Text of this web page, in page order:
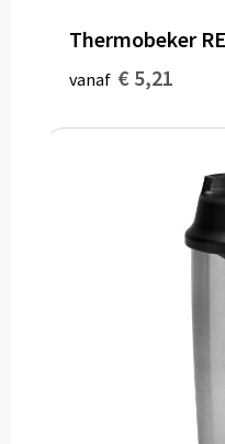
Thermobeker
vanaf € 5,21